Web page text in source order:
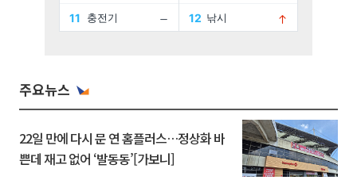
주요뉴스
22일 만에 다시 문 연 홈플러스…정상화 바
쁜데 재고 없어 ‘발동동’[가보니]